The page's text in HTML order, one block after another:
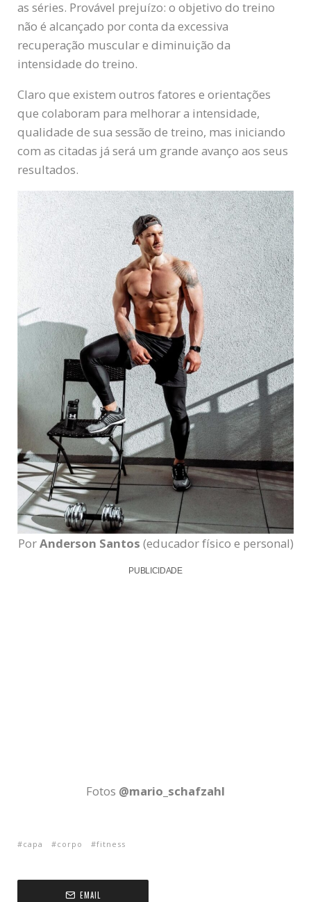
as séries. Provável prejuízo: o objetivo do treino
não é alcançado por conta da excessiva
recuperação muscular e diminuição da
intensidade do treino.
Claro que existem outros fatores e orientações
que colaboram para melhorar a intensidade,
qualidade de sua sessão de treino, mas iniciando
com as citadas já será um grande avanço aos seus
resultados.
PorAnderson Santos (educador físico e personal)
PUBLICIDADE
Fotos @mario_schafzahl
capa corpo fitness
EMAIL